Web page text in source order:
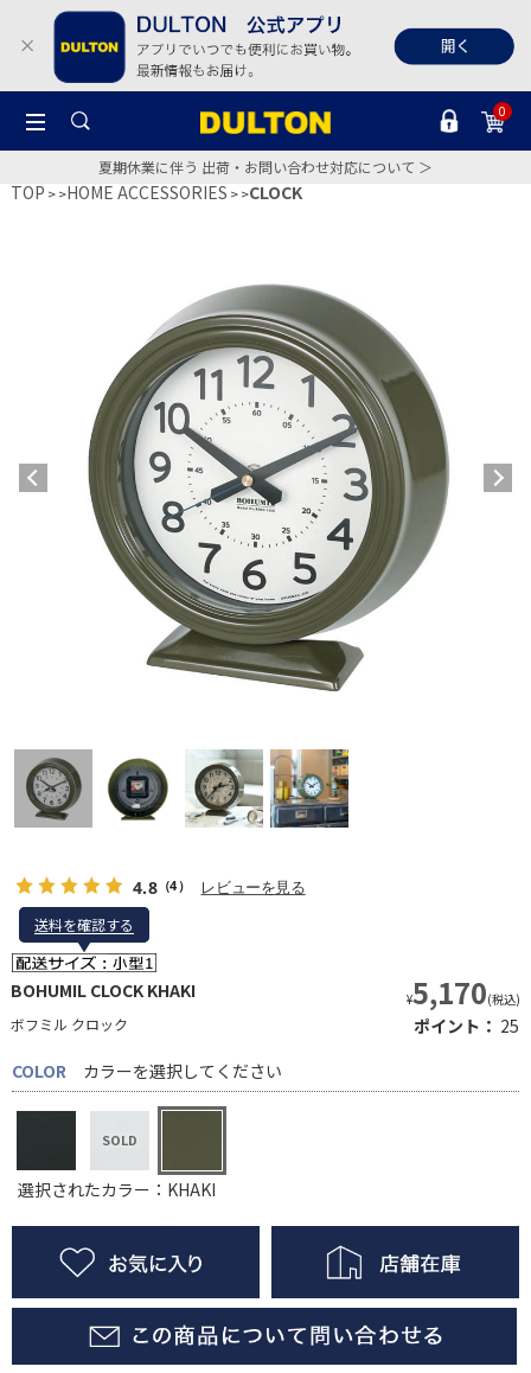
0
夏期休業に伴う 出荷・お問い合わせ対応について ＞
TOP >HOME ACCESSORIES >CLOCK
4.8（4） レビューを見る
送料を確認する
送料を確認する
BOHUMIL CLOCK KHAKI
ボフミル クロック
¥5,170(税込)
ポイント： 25
COLOR
カラーを選択してください
選択されたカラー：KHAKI